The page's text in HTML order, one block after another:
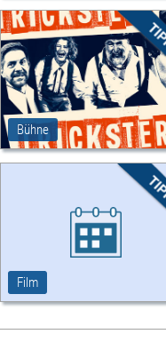
Bühne
Film